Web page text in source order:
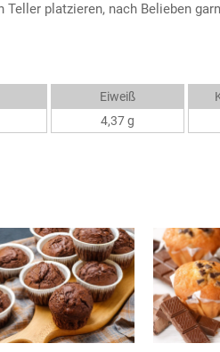
platzieren, nach Belieben
Eiweiß
4,37 g